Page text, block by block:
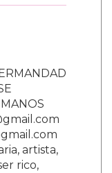
artista,
rico,